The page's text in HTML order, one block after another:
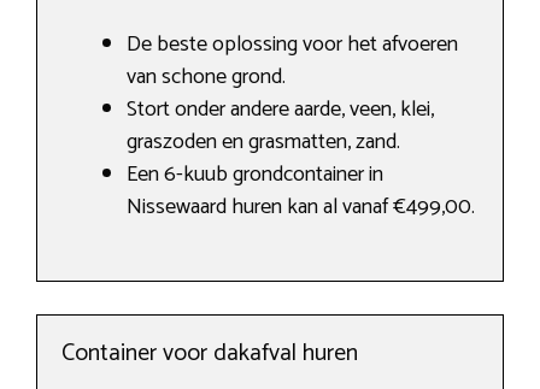
De beste oplossing voor het afvoeren
van schone grond.
Stort onder andere aarde, veen, klei,
graszoden en grasmatten, zand.
Een 6-kuub grondcontainer in
Nissewaard huren kan al vanaf €499,00.
Container voor dakafval huren